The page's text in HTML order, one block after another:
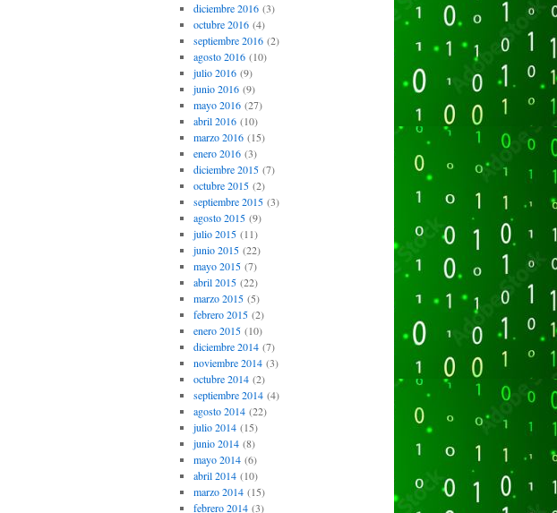
diciembre 2016(3)
octubre 2016(4)
septiembre 2016(2)
agosto 2016(10)
julio 2016(9)
junio 2016(9)
mayo 2016(27)
abril 2016(10)
marzo 2016(15)
enero 2016(3)
diciembre 2015(7)
octubre 2015(2)
septiembre 2015(3)
agosto 2015(9)
julio 2015(11)
junio 2015(22)
mayo 2015(7)
abril 2015(22)
marzo 2015(5)
febrero 2015(2)
enero 2015(10)
diciembre 2014(7)
noviembre 2014(3)
octubre 2014(2)
septiembre 2014(4)
agosto 2014(22)
julio 2014(15)
junio 2014(8)
mayo 2014(6)
abril 2014(10)
marzo 2014(15)
febrero 2014(3)